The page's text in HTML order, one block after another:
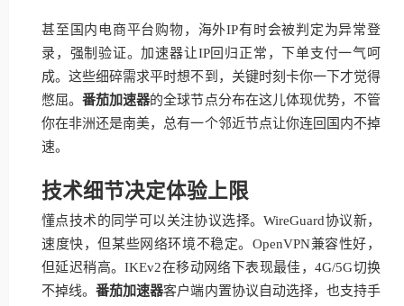
甚至国内电商平台购物，海外IP有时会被判定为异常登
录，强制验证。加速器让IP回归正常，下单支付一气呵
成。这些细碎需求平时想不到，关键时刻卡你一下才觉得
憋屈。番茄加速器的全球节点分布在这儿体现优势，不管
你在非洲还是南美，总有一个邻近节点让你连回国内不掉
速。
技术细节决定体验上限
懂点技术的同学可以关注协议选择。WireGuard协议新，
速度快，但某些网络环境不稳定。OpenVPN兼容性好，
但延迟稍高。IKEv2在移动网络下表现最佳，4G/5G切换
不掉线。番茄加速器客户端内置协议自动选择，也支持手